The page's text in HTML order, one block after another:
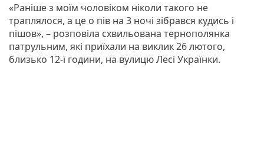
«Раніше з моїм чоловіком ніколи такого не
траплялося, а це о пів на 3 ночі зібрався кудись і
пішов», – розповіла схвильована тернополянка
патрульним, які приїхали на виклик 26 лютого,
близько 12-ї години, на вулицю Лесі Українки.